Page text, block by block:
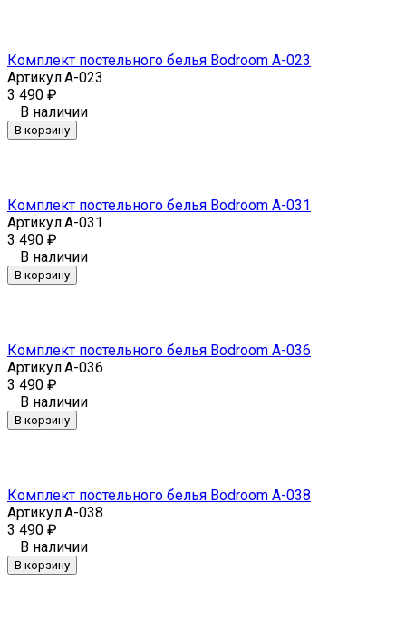
Комплект постельного белья Bodroom A-023
Артикул:A-023
3 490 ₽
В наличии
В корзину
Комплект постельного белья Bodroom A-031
Артикул:A-031
3 490 ₽
В наличии
В корзину
Комплект постельного белья Bodroom A-036
Артикул:A-036
3 490 ₽
В наличии
В корзину
Комплект постельного белья Bodroom A-038
Артикул:A-038
3 490 ₽
В наличии
В корзину